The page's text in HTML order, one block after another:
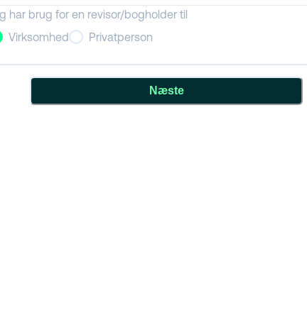
har brug for en revisor/bogholder til
Virksomhed
Privatperson
Næste